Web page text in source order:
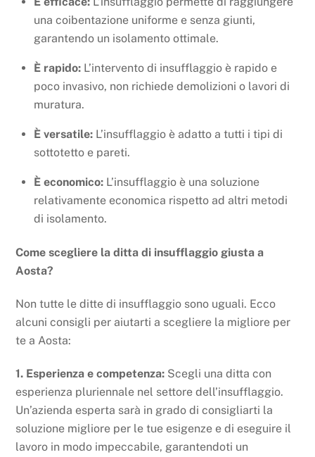
una coibentazione uniforme e senza giunti,
garantendo un isolamento ottimale.
È rapido: L’intervento di insufflaggio è rapido e
poco invasivo, non richiede demolizioni o lavori di
muratura.
È versatile: L’insufflaggio è adatto a tutti i tipi di
sottotetto e pareti.
È economico: L’insufflaggio è una soluzione
relativamente economica rispetto ad altri metodi
di isolamento.
Come scegliere la ditta di insufflaggio giusta a
Aosta?
Non tutte le ditte di insufflaggio sono uguali. Ecco
alcuni consigli per aiutarti a scegliere la migliore per
te a Aosta:
1. Esperienza e competenza: Scegli una ditta con
esperienza pluriennale nel settore dell’insufflaggio.
Un’azienda esperta sarà in grado di consigliarti la
soluzione migliore per le tue esigenze e di eseguire il
lavoro in modo impeccabile, garantendoti un